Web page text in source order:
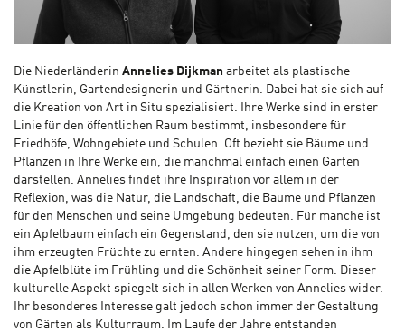
Die Niederländerin Annelies Dijkman arbeitet als plastische
Künstlerin, Gartendesignerin und Gärtnerin. Dabei hat sie sich auf
die Kreation von Art in Situ spezialisiert. Ihre Werke sind in erster
Linie für den öffentlichen Raum bestimmt, insbesondere für
Friedhöfe, Wohngebiete und Schulen. Oft bezieht sie Bäume und
Pflanzen in Ihre Werke ein, die manchmal einfach einen Garten
darstellen. Annelies findet ihre Inspiration vor allem in der
Reflexion, was die Natur, die Landschaft, die Bäume und Pflanzen
für den Menschen und seine Umgebung bedeuten. Für manche ist
ein Apfelbaum einfach ein Gegenstand, den sie nutzen, um die von
ihm erzeugten Früchte zu ernten. Andere hingegen sehen in ihm
die Apfelblüte im Frühling und die Schönheit seiner Form. Dieser
kulturelle Aspekt spiegelt sich in allen Werken von Annelies wider.
Ihr besonderes Interesse galt jedoch schon immer der Gestaltung
von Gärten als Kulturraum. Im Laufe der Jahre entstanden